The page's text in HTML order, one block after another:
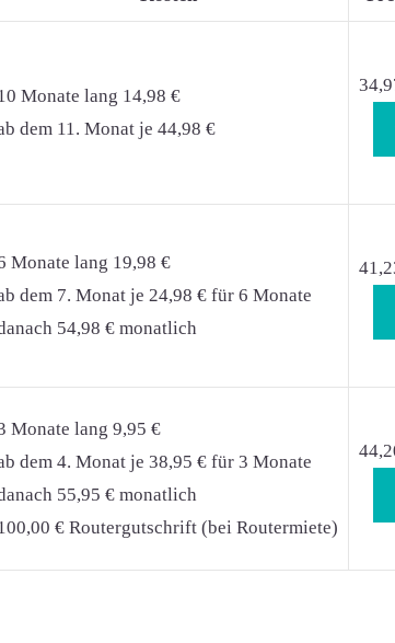
Monate lang 14,98 €
dem 11. Monat je 44,98 €
Monate lang 19,98 €
dem 7. Monat je 24,98 € für 6 Monate
54,98 € monatlich
Monate lang 9,95 €
dem 4. Monat je 38,95 € für 3 Monate
55,95 € monatlich
€ Routergutschrift (bei Routermiete)